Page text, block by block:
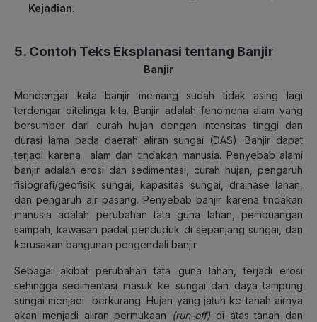
Kejadian.
5. Contoh Teks Eksplanasi tentang Banjir
Banjir
Mendengar kata banjir memang sudah tidak asing lagi
terdengar ditelinga kita. Banjir adalah fenomena alam yang
bersumber dari curah hujan dengan intensitas tinggi dan
durasi lama pada daerah aliran sungai (DAS). Banjir dapat
terjadi karena alam dan tindakan manusia. Penyebab alami
banjir adalah erosi dan sedimentasi, curah hujan, pengaruh
fisiografi/geofisik sungai, kapasitas sungai, drainase lahan,
dan pengaruh air pasang. Penyebab banjir karena tindakan
manusia adalah perubahan tata guna lahan, pembuangan
sampah, kawasan padat penduduk di sepanjang sungai, dan
kerusakan bangunan pengendali banjir.
Sebagai akibat perubahan tata guna lahan, terjadi erosi
sehingga sedimentasi masuk ke sungai dan daya tampung
sungai menjadi berkurang. Hujan yang jatuh ke tanah airnya
akan menjadi aliran permukaan
(run-off) di atas tanah dan